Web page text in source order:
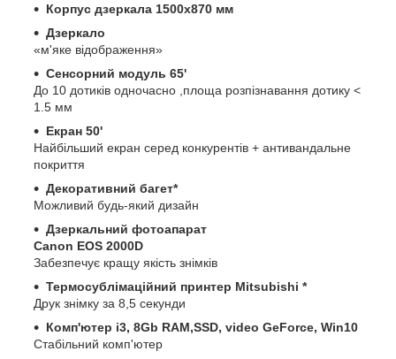
Корпус дзеркала 1500х870 мм
Дзеркало
«м'яке відображення»
Сенсорний модуль 65'
До 10 дотиків одночасно ,площа розпізнавання дотику <
1.5 мм
Екран 50'
Найбільший екран серед конкурентів + антивандальне
покриття
Декоративний багет*
Можливий будь-який дизайн
Дзеркальний фотоапарат
Canon EOS 2000D
Забезпечує кращу якість знімків
Термосублімаційний принтер Mitsubishi *
Друк знімку за 8,5 секунди
Комп'ютер i3, 8Gb RAM,SSD, video GeForce, Win10
Стабільний комп'ютер